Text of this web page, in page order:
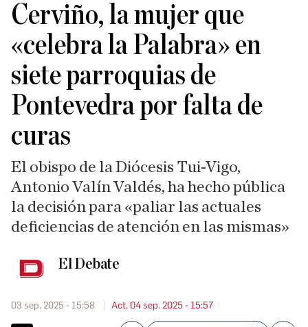
Cerviño, la mujer que
«celebra la Palabra» en
siete parroquias de
Pontevedra por falta de
curas
El obispo de la Diócesis Tui-Vigo,
Antonio Valín Valdés, ha hecho pública
la decisión para «paliar las actuales
deficiencias de atención en las mismas»
El Debate
03 sep. 2025 - 15:58 Act. 04 sep. 2025 - 15:57